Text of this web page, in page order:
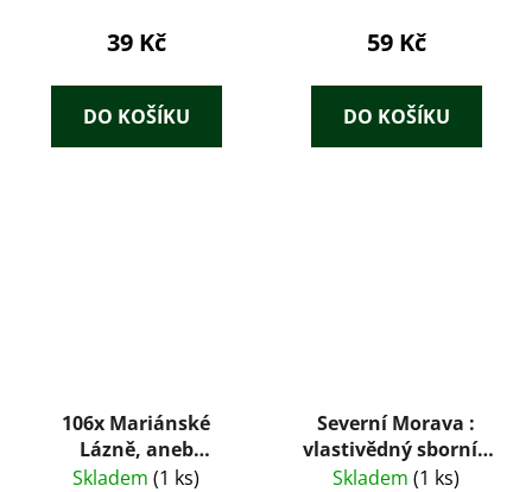
39 Kč
DO KOŠÍKU
59 Kč
DO KOŠÍKU
106x Mariánské
Lázně, aneb
vyprávění o městě,
Skladem (1 ks)
Severní Morava :
vlastivědný sborník
59 / 90
Skladem (1 ks)